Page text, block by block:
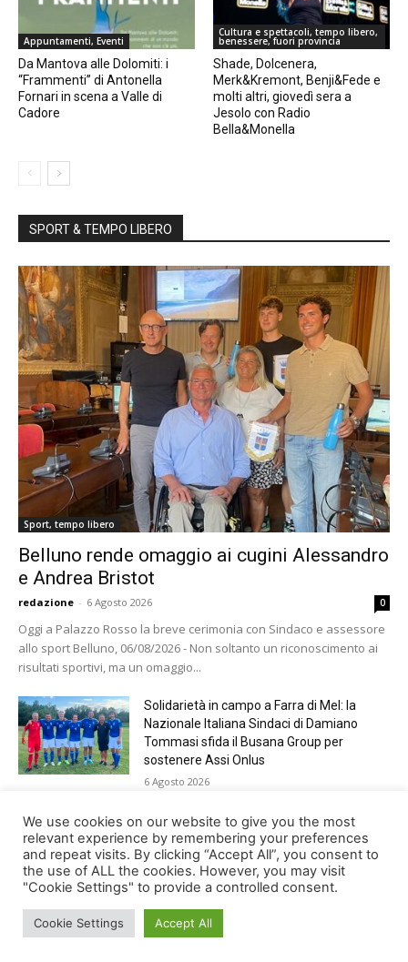
Appuntamenti, Eventi
Da Mantova alle Dolomiti: i
“Frammenti” di Antonella
Fornari in scena a Valle di
Cadore
Cultura e spettacoli, tempo libero,
benessere, fuori provincia
Shade, Dolcenera,
Merk&Kremont, Benji&Fede e
molti altri, giovedì sera a
Jesolo con Radio
Bella&Monella
SPORT & TEMPO LIBERO
Sport, tempo libero
Belluno rende omaggio ai cugini Alessandro
e Andrea Bristot
redazione - 6 Agosto 2026 0
Oggi a Palazzo Rosso la breve cerimonia con Sindaco e assessore
allo sport Belluno, 06/08/2026 - Non soltanto un riconoscimento ai
risultati sportivi, ma un omaggio...
Solidarietà in campo a Farra di Mel: la
Nazionale Italiana Sindaci di Damiano
Tommasi sfida il Busana Group per
sostenere Assi Onlus
6 Agosto 2026
Shade, Dolcenera, Merk&Kremont,
Benji&Fede e molti altri, giovedì sera a
Jesolo con Radio Bella&Monella
5 Agosto 2026
© Newspaper WordPress Theme by TagDiv
We use cookies on our website to give you the most
relevant experience by remembering your preferences
and repeat visits. By clicking “Accept All”, you consent to
the use of ALL the cookies. However, you may visit
"Cookie Settings" to provide a controlled consent.
Cookie Settings Accept All